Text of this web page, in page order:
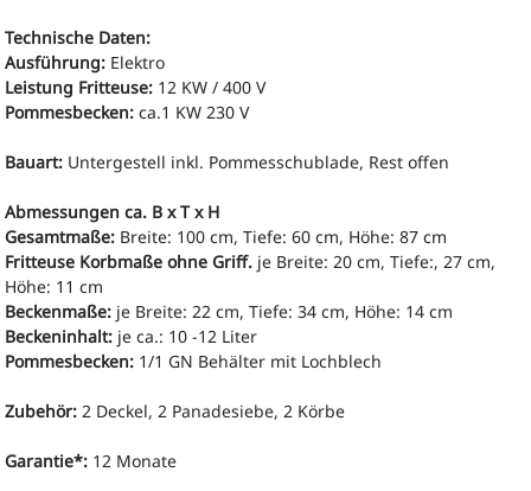
Technische Daten:
Ausführung: Elektro
Leistung Fritteuse: 12 KW / 400 V
Pommesbecken: ca.1 KW 230 V
Bauart: Untergestell inkl. Pommesschublade, Rest offen
Abmessungen ca. B x T x H
Gesamtmaße: Breite: 100 cm, Tiefe: 60 cm, Höhe: 87 cm
Fritteuse Korbmaße ohne Griff. je Breite: 20 cm, Tiefe:, 27 cm,
Höhe: 11 cm
Beckenmaße: je Breite: 22 cm, Tiefe: 34 cm, Höhe: 14 cm
Beckeninhalt: je ca.: 10 -12 Liter
Pommesbecken: 1/1 GN Behälter mit Lochblech
Zubehör: 2 Deckel, 2 Panadesiebe, 2 Körbe
Garantie*: 12 Monate